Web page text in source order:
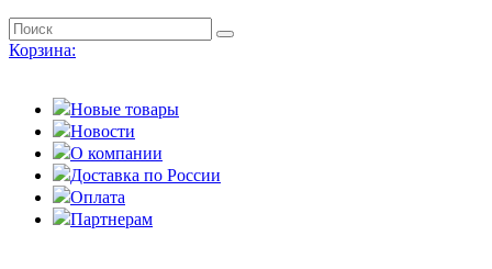
Корзина:
Новые товары
Новости
О компании
Доставка по России
Оплата
Партнерам